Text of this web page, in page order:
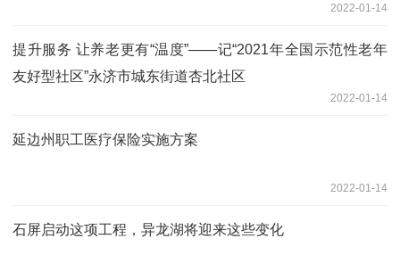
2022-01-14
提升服务 让养老更有“温度”——记“2021年全国示范性老年
友好型社区”永济市城东街道杏北社区
2022-01-14
延边州职工医疗保险实施方案
2022-01-14
石屏启动这项工程，异龙湖将迎来这些变化